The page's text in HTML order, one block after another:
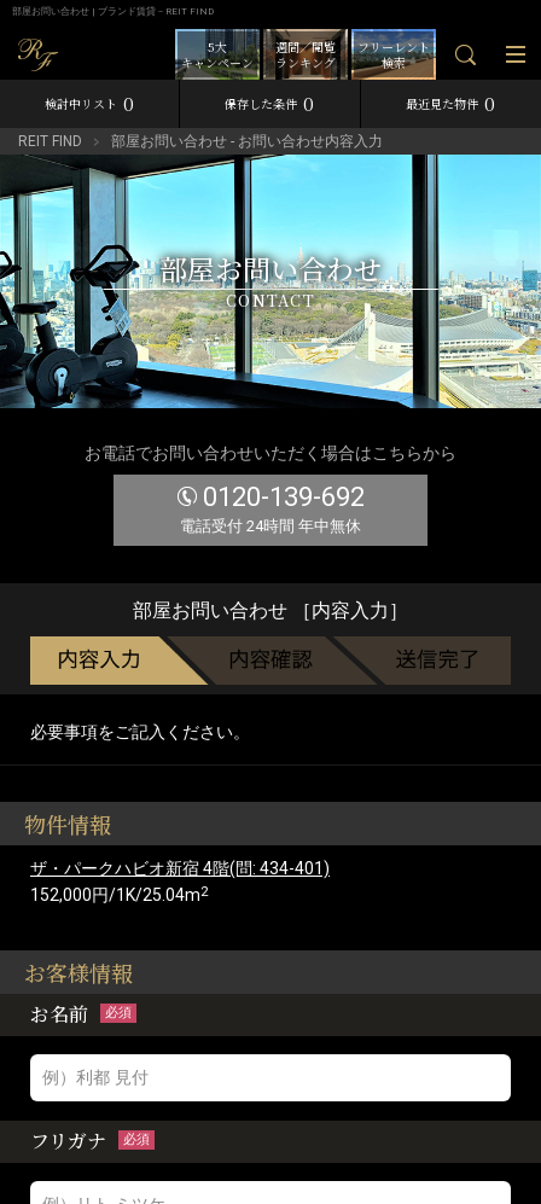
部屋お問い合わせ | ブランド賃貸－REIT FIND
フリーレント
検索
週間／閲覧
ランキング
5大
キャンペーン
検討中リスト 0 保存した条件 0 最近見た物件 0
REIT FIND 部屋お問い合わせ - お問い合わせ内容入力
部屋お問い合わせ
CONTACT
お電話でお問い合わせいただく場合はこちらから
0120-139-692
電話受付 24時間 年中無休
部屋お問い合わせ ［内容入力］
必要事項をご記入ください。
物件情報
ザ・パークハビオ新宿 4階(問: 434-401)
152,000円/1K/25.04m2
お客様情報
お名前 必須
フリガナ 必須